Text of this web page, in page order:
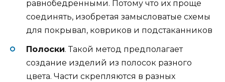
равнобедренными. Потому что их проще
соединять, изобретая замысловатые схемы
для покрывал, ковриков и подстаканников
Полоски. Такой метод предполагает
создание изделий из полосок разного
цвета. Части скрепляются в разных